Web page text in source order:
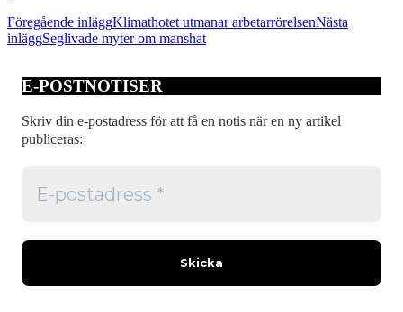
Inläggsnavigering
Föregående inläggKlimathotet utmanar arbetarrörelsenNästa
inläggSeglivade myter om manshat
E-POSTNOTISER
Skriv din e-postadress för att få en notis när en ny artikel
publiceras: